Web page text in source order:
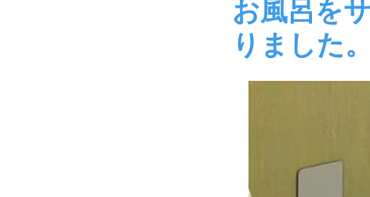
お風呂を
りました